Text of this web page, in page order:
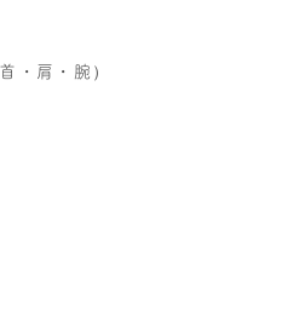
・肩・腕）